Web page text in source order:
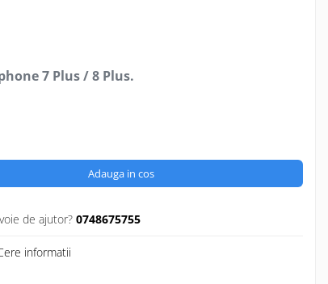
7 Plus / 8 Plus.
Adauga in cos
de ajutor? 0748675755
informatii